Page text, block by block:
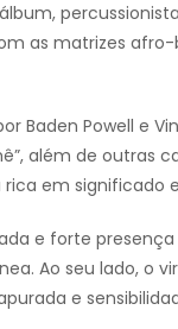
as matrizes
Baden Powell e
além de
em significado
e forte
Ao seu lado, o
e